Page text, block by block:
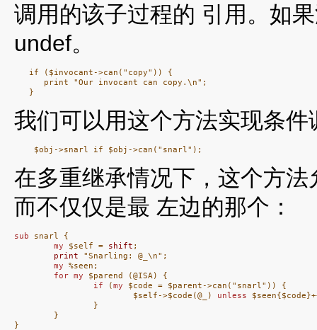
调用的该子过程的 引用。如
undef。
   if ($invocant->can("copy")) {
      print "Our invocant can copy.\n";
我们可以用这个方法实现条
在多重继承情况下，这个方
而不仅仅是最 左边的那个：
sub snarl {
my $self = shift ;
print "Snarling: @_\n";
my %seen;
for
my $parend (@ISA) {
if (my $code = $parent->can("snarl")) {
                        $self->$code(@_)
unless
                }
        }
}